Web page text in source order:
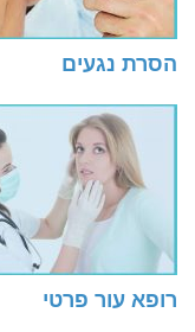
הסרת נגעים
רופא עור פרטי